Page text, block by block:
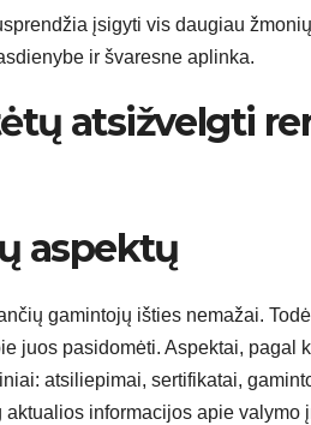
įsigyti vis daugiau
ir švaresne aplinka.
atsižvelgti
aspektų
gamintojų išties nemažai.
juos pasidomėti. Aspektai, pagal
atsiliepimai, sertifikatai,
informacijos apie